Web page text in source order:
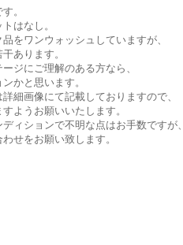
。
はなし。
をワンウォッシュしていますが、
あります。
ジにご理解のある方なら、
かと思います。
細画像にて記載しておりますので、
ようお願いいたします。
ィションで不明な点はお手数ですが、
せをお願い致します。